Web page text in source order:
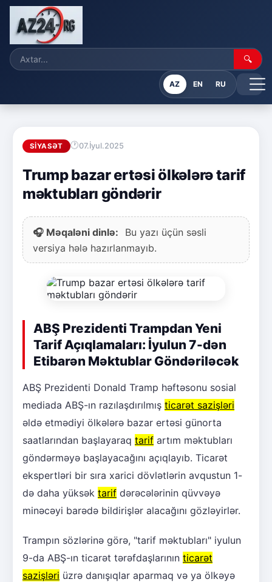
🔍
AZ EN RU
SIYASƏT 07.İyul.2025
Trump bazar ertəsi ölkələrə tarif
məktubları göndərir
🎧 Məqaləni dinlə:
Bu yazı üçün səsli
versiya hələ hazırlanmayıb.
ABŞ Prezidenti Trampdan Yeni
Tarif Açıqlamaları: İyulun 7-dən
Etibarən Məktublar Göndəriləcək
ABŞ Prezidenti Donald Tramp həftəsonu sosial
mediada ABŞ-ın razılaşdırılmış ticarət sazişləri
əldə etmədiyi ölkələrə bazar ertəsi günorta
saatlarından başlayaraq tarif artım məktubları
göndərməyə başlayacağını açıqlayıb. Ticarət
ekspertləri bir sıra xarici dövlətlərin avqustun 1-
də daha yüksək tarif dərəcələrinin qüvvəyə
minəcəyi barədə bildirişlər alacağını gözləyirlər.
Trampın sözlərinə görə, "tarif məktubları" iyulun
9-da ABŞ-ın ticarət tərəfdaşlarının ticarət
sazişləri üzrə danışıqlar aparmaq və ya ölkəyə